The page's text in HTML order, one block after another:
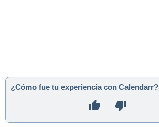
¿Cómo fue tu experiencia con Calendarr?